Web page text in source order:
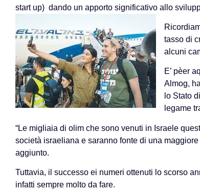
start up) dando un apporto significativo allo
tasso di
alcuni
E’ pèer
Almog,
lo Stato
legame
“Le migliaia di olim che sono venuti in Israele
società israeliana e saranno fonte di una
aggiunto.
Tuttavia, il successo ei numeri ottenuti lo scorso
infatti sempre molto da fare.